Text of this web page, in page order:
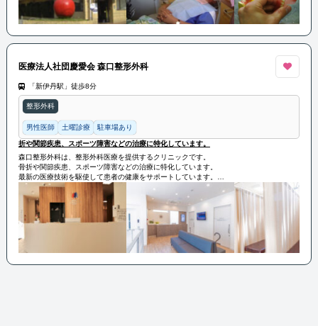
医療法人社団慶愛会 森口整形外科
「新伊丹駅」徒歩8分
整形外科
男性医師 土曜診療 駐車場あり
折や関節疾患、スポーツ障害などの治療に特化しています。
森口整形外科は、整形外科医療を提供するクリニックです。
骨折や関節疾患、スポーツ障害などの治療に特化しています。
最新の医療技術を駆使して患者の健康をサポートしています。
地域の患者のニーズに合わせ、丁寧で効果的な治療とケアを提供しています。